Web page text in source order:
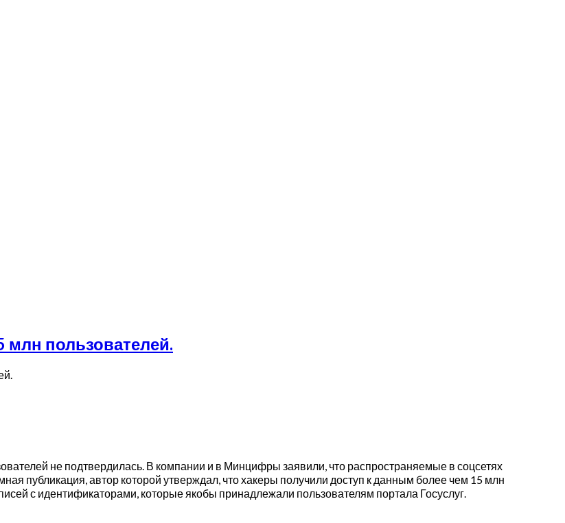
млн пользователей.
не подтвердилась. В компании и в Минцифры заявили, что распространяемые в соцсетях
публикация, автор которой утверждал, что хакеры получили доступ к данным более чем 15 млн
с идентификаторами, которые якобы принадлежали пользователям портала Госуслуг.